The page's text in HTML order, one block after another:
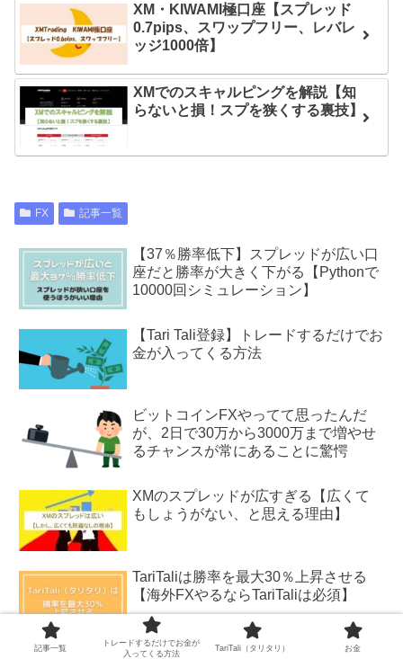
XM・KIWAMI極口座【スプレッド
0.7pips、スワップフリー、レバレ
ッジ1000倍】
XMでのスキャルピングを解説【知
らないと損！スプを狭くする裏技】
FX 記事一覧
【37％勝率低下】スプレッドが広い口
座だと勝率が大きく下がる【Pythonで
10000回シミュレーション】
【Tari Tali登録】トレードするだけでお
金が入ってくる方法
ビットコインFXやってて思ったんだ
が、2日で30万から3000万まで増やせ
るチャンスが常にあることに驚愕
XMのスプレッドが広すぎる【広くて
もしょうがない、と思える理由】
TariTaliは勝率を最大30％上昇させる
【海外FXやるならTariTaliは必須】
記事一覧
トレードするだけでお金が
入ってくる方法
TariTali（タリタリ） お金